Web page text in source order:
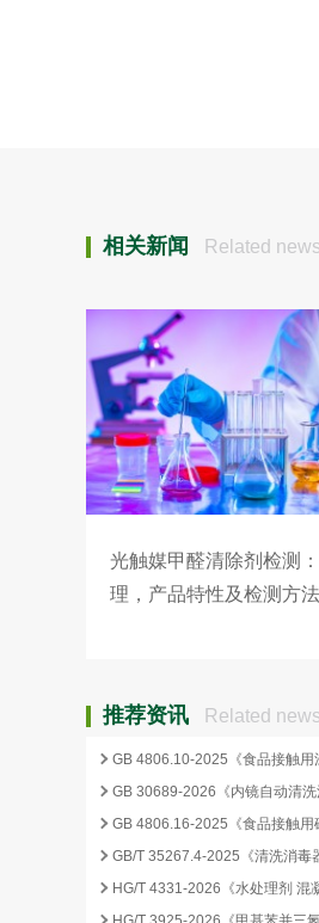
相关新闻 Related news
光触媒甲醛清除剂检测
理，产品特性及检测方法
推荐资讯 Related news